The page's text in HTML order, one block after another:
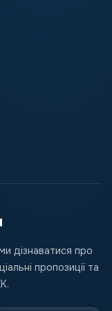
дізнаватися про
пропозиції та